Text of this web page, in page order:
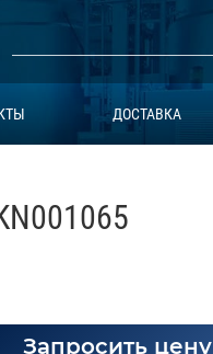
ДОСТАВКА
Запросить цену